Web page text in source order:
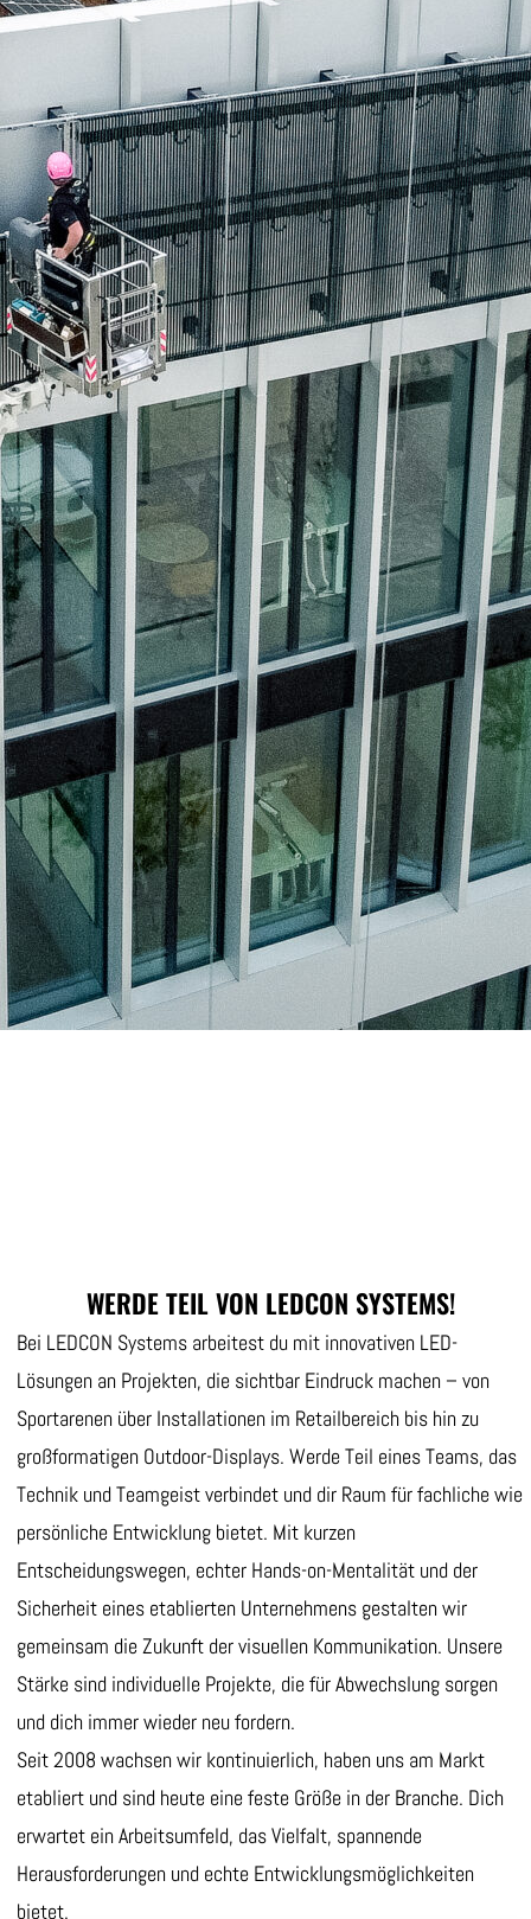
WERDE TEIL VON LEDCON SYSTEMS!
Bei LEDCON Systems arbeitest du mit innovativen LED-
Lösungen an Projekten, die sichtbar Eindruck machen – von
Sportarenen über Installationen im Retailbereich bis hin zu
großformatigen Outdoor-Displays. Werde Teil eines Teams, das
Technik und Teamgeist verbindet und dir Raum für fachliche wie
persönliche Entwicklung bietet. Mit kurzen
Entscheidungswegen, echter Hands-on-Mentalität und der
Sicherheit eines etablierten Unternehmens gestalten wir
gemeinsam die Zukunft der visuellen Kommunikation. Unsere
Stärke sind individuelle Projekte, die für Abwechslung sorgen
und dich immer wieder neu fordern.
Seit 2008 wachsen wir kontinuierlich, haben uns am Markt
etabliert und sind heute eine feste Größe in der Branche. Dich
erwartet ein Arbeitsumfeld, das Vielfalt, spannende
Herausforderungen und echte Entwicklungsmöglichkeiten
bietet.